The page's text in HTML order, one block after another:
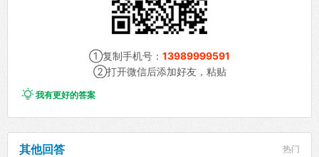
①复制手机号： 13989999591
②打开微信后添加好友，粘贴
我有更好的答案
其他回答 热门